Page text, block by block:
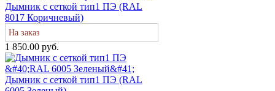
Дымник с сеткой тип1 ПЭ (RAL
8017 Коричневый)
На заказ
1 850.00 руб.
Дымник с сеткой тип1 ПЭ (RAL